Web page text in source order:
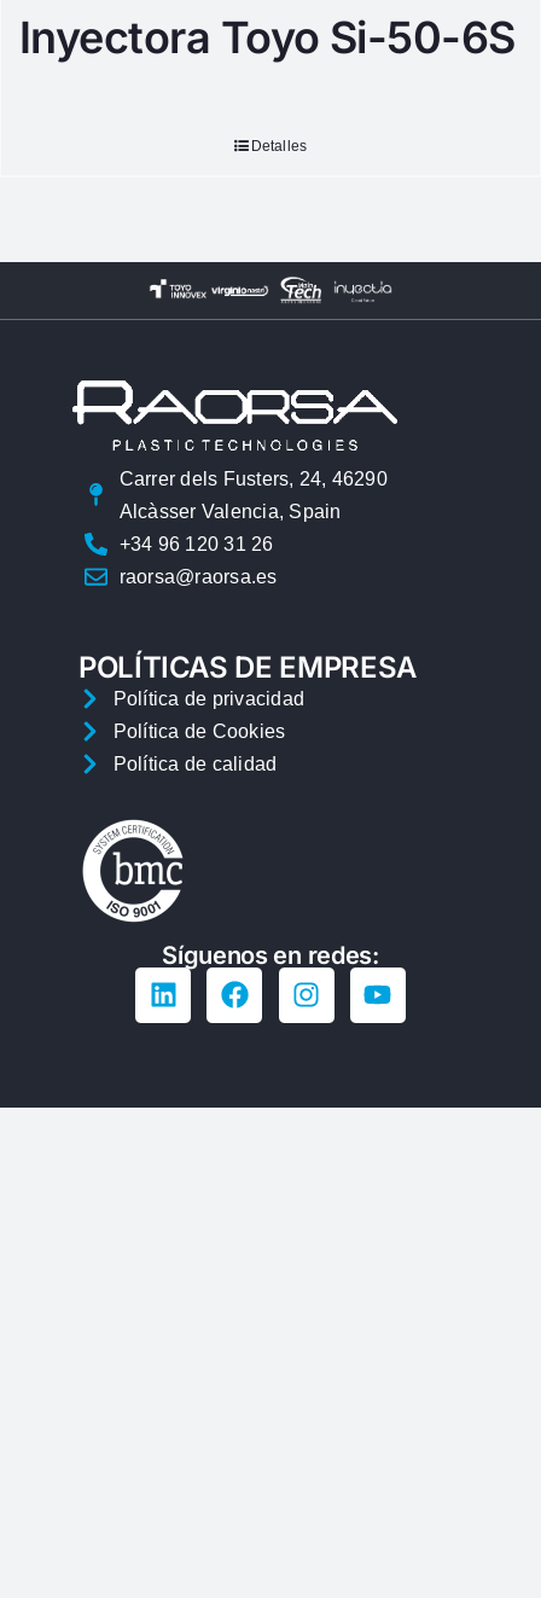
Inyectora Toyo Si-50-6S
Detalles
Carrer dels Fusters, 24, 46290
Alcàsser Valencia, Spain
+34 96 120 31 26
raorsa@raorsa.es
POLÍTICAS DE EMPRESA
Política de privacidad
Política de Cookies
Política de calidad
Síguenos en redes: